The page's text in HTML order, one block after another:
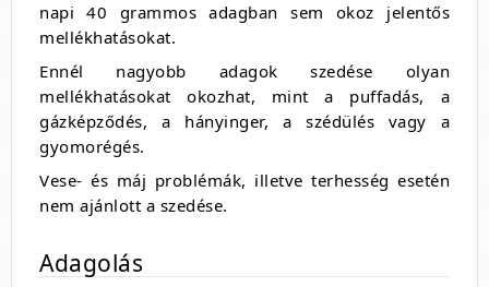
napi 40 grammos adagban sem okoz jelentős
mellékhatásokat.
Ennél nagyobb adagok szedése olyan
mellékhatásokat okozhat, mint a puffadás, a
gázképződés, a hányinger, a szédülés vagy a
gyomorégés.
Vese- és máj problémák, illetve terhesség esetén
nem ajánlott a szedése.
Adagolás